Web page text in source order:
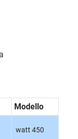
Modello
watt 450